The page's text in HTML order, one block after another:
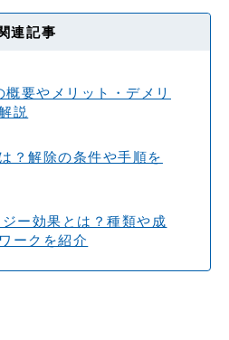
連記事
要やメリット・デメリ
説
？解除の条件や手順を
ー効果とは？種類や成
ークを紹介